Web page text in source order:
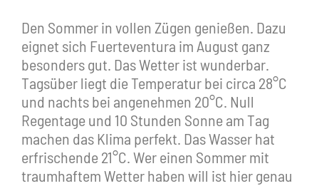
Den Sommer in vollen Zügen genießen. Dazu
eignet sich Fuerteventura im August ganz
besonders gut. Das Wetter ist wunderbar.
Tagsüber liegt die Temperatur bei circa 28°C
und nachts bei angenehmen 20°C. Null
Regentage und 10 Stunden Sonne am Tag
machen das Klima perfekt. Das Wasser hat
erfrischende 21°C. Wer einen Sommer mit
traumhaftem Wetter haben will ist hier genau